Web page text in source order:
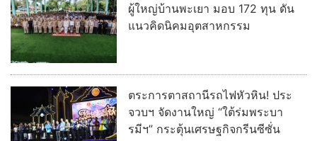
ผู้ใหญ่บ้านพะเยา มอบ 172 ทุน ดัน
แนวคิดนิคมอุตสาหกรรม
ตระการตาสถานีรถไฟหัวหิน! ประ
จวบฯ จัดงานใหญ่ “ใต้ร่มพระบา
รมีฯ” กระตุ้นเศรษฐกิจกรีนซีซั่น